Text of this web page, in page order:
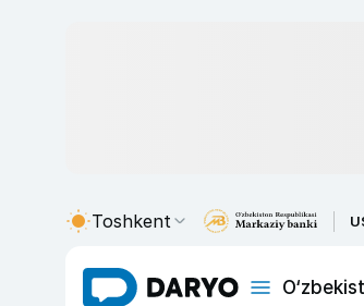
Toshkent